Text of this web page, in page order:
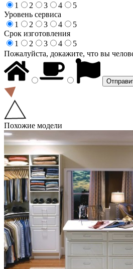
1
2 3 4
5
Уровень сервиса
1
2 3 4
5
Срок изготовления
1
2 3 4
5
Пожалуйста, докажите, что вы
Похожие модели